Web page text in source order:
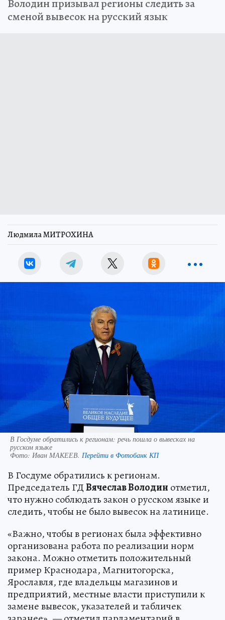
Володин призывал регионы следить за
сменой вывесок на русский язык
Людмила МИТРОХИНА
В Госдуме обратились к регионам: речь пошла о вывесках на
русском языке
Фото: Иван МАКЕЕВ. Перейти в Фотобанк КП
В Госдуме обратились к регионам.
Председатель ГДВячеслав Володин отметил,
что нужно соблюдать закон о русском языке и
следить, чтобы не было вывесок на латинице.
«Важно, чтобы в регионах была эффективно
организована работа по реализации норм
закона. Можно отметить положительный
пример Краснодара, Магнитогорска,
Ярославля, где владельцы магазинов и
предприятий, местные власти приступили к
замене вывесок, указателей и табличек